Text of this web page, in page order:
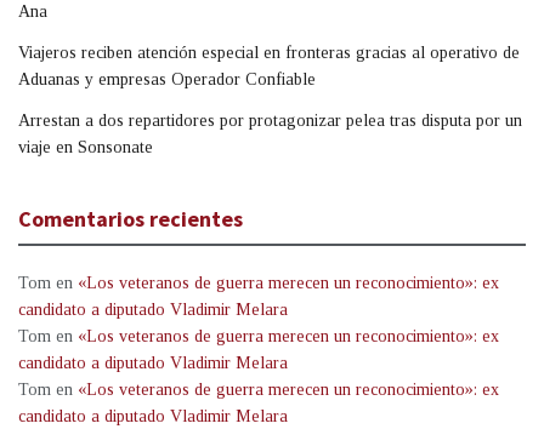
Ana
Viajeros reciben atención especial en fronteras gracias al operativo de
Aduanas y empresas Operador Confiable
Arrestan a dos repartidores por protagonizar pelea tras disputa por un
viaje en Sonsonate
Comentarios recientes
Tom en «Los veteranos de guerra merecen un reconocimiento»: ex
candidato a diputado Vladimir Melara
Tom en «Los veteranos de guerra merecen un reconocimiento»: ex
candidato a diputado Vladimir Melara
Tom en «Los veteranos de guerra merecen un reconocimiento»: ex
candidato a diputado Vladimir Melara